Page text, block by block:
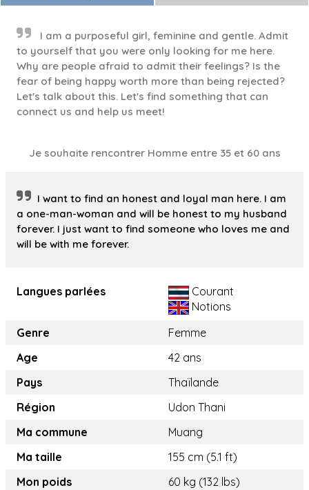
I am a purposeful girl, feminine and gentle. Admit
to yourself that you were only looking for me here.
Why are people afraid to admit their feelings? Is the
fear of being happy worth more than being rejected?
Let's talk about this. Let's find something that can
connect us and help us meet!
Je souhaite rencontrer Homme entre 35 et 60 ans
I want to find an honest and loyal man here. I am
a one-man-woman and will be honest to my husband
forever. I just want to find someone who loves me and
will be with me forever.
Langues parlées
Courant
Notions
Genre
Femme
Age
42 ans
Pays
Thaïlande
Région
Udon Thani
Ma commune
Muang
Ma taille
155 cm (5.1 ft)
Mon poids
60 kg (132 lbs)